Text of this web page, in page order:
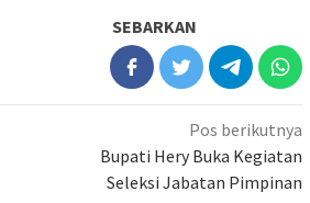
SEBARKAN
Pos berikutnya
Bupati Hery Buka Kegiatan
Seleksi Jabatan Pimpinan